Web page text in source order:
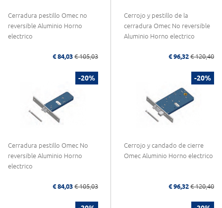
Cerradura pestillo Omec no
reversible Aluminio Horno
electrico
€ 84,03 € 105,03
Cerrojo y pestillo de la
cerradura Omec No reversible
Aluminio Horno electrico
€ 96,32 € 120,40
-20%
Cerradura pestillo Omec No
reversible Aluminio Horno
electrico
€ 84,03 € 105,03
-20%
Cerrojo y candado de cierre
Omec Aluminio Horno electrico
€ 96,32 € 120,40